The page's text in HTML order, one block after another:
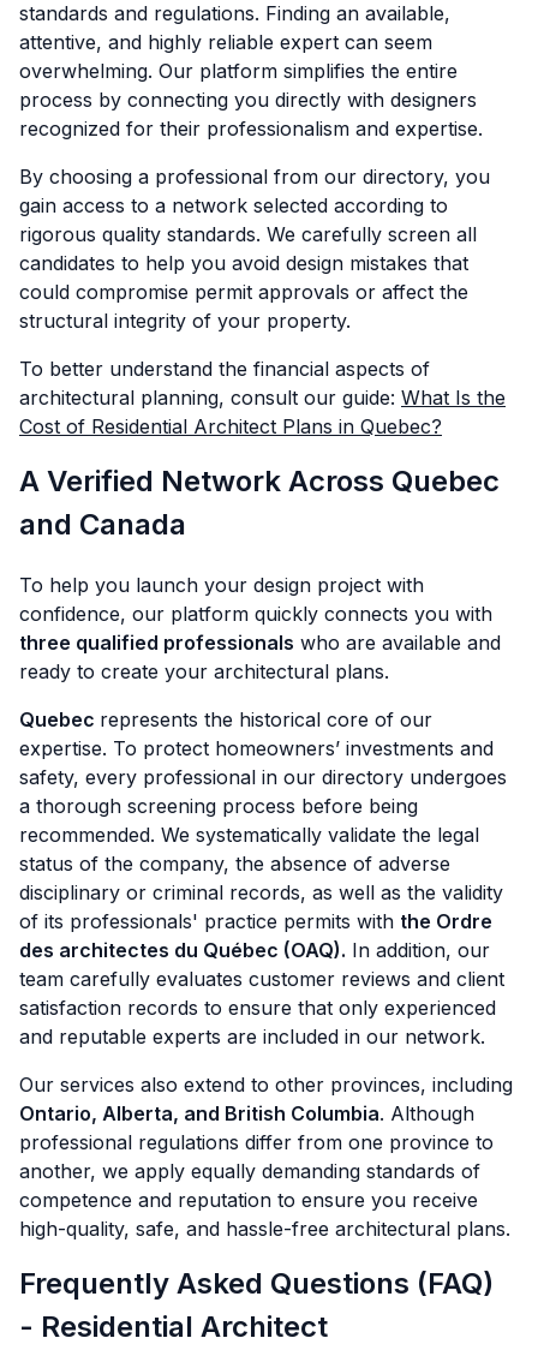
standards and regulations. Finding an available,
attentive, and highly reliable expert can seem
overwhelming. Our platform simplifies the entire
process by connecting you directly with designers
recognized for their professionalism and expertise.
By choosing a professional from our directory, you
gain access to a network selected according to
rigorous quality standards. We carefully screen all
candidates to help you avoid design mistakes that
could compromise permit approvals or affect the
structural integrity of your property.
To better understand the financial aspects of
architectural planning, consult our guide: What Is the
Cost of Residential Architect Plans in Quebec?
A Verified Network Across Quebec
and Canada
To help you launch your design project with
confidence, our platform quickly connects you with
three qualified professionals who are available and
ready to create your architectural plans.
Quebec represents the historical core of our
expertise. To protect homeowners’ investments and
safety, every professional in our directory undergoes
a thorough screening process before being
recommended. We systematically validate the legal
status of the company, the absence of adverse
disciplinary or criminal records, as well as the validity
of its professionals' practice permits with the Ordre
des architectes du Québec (OAQ). In addition, our
team carefully evaluates customer reviews and client
satisfaction records to ensure that only experienced
and reputable experts are included in our network.
Our services also extend to other provinces, including
Ontario, Alberta, and British Columbia. Although
professional regulations differ from one province to
another, we apply equally demanding standards of
competence and reputation to ensure you receive
high-quality, safe, and hassle-free architectural plans.
Frequently Asked Questions (FAQ)
- Residential Architect